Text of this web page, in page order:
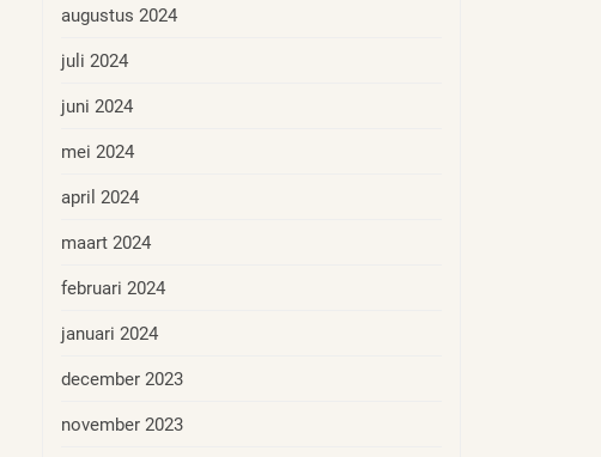
augustus 2024
juli 2024
juni 2024
mei 2024
april 2024
maart 2024
februari 2024
januari 2024
december 2023
november 2023